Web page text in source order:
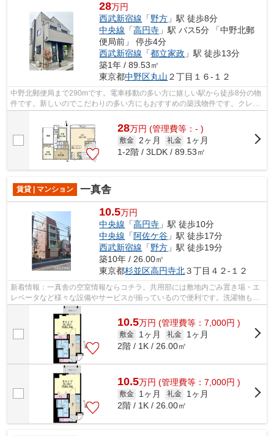
28万円
西武新宿線 「野方 」駅 徒歩8分
中央線 「高円寺 」駅 バス5分 「中野北郵
便局前」 停歩4分
西武新宿線 「都立家政 」駅 徒歩13分
築1年 / 89.53㎡
東京都中野区丸山 ２丁目１６-１２
中野北郵便局まで290mです。電車移動の多い方に嬉しい駅から徒歩8分の物
件です。新しいのでこだわりの多い方にもおすすめの築浅物件です。クレジ
ットカードで初期費用をお支払いいただ...
28万円 (管理費等：- )
敷金 2ヶ月 礼金
1ヶ月
1-2階 / 3LDK / 89.53㎡
賃貸 | マンション 一真舎
10.5万円
中央線 「高円寺 」駅 徒歩10分
中央線 「阿佐ケ谷 」駅 徒歩17分
西武新宿線 「野方 」駅 徒歩19分
築10年 / 26.00㎡
東京都杉並区高円寺北３丁目４２-１２
新着情報：一真舎の空室情報ならコチラ。共用部には敷地内ごみ置き場・エ
レベータなど様々な設備やサービスが揃っているので便利です。洗濯物も自
然乾燥ですぐ乾く通風良好な間取りの...
10.5万円 (管理費等：7,000円 )
敷金 1ヶ月 礼金
1ヶ月
2階 / 1K / 26.00㎡
10.5万円 (管理費等：7,000円 )
敷金 1ヶ月 礼金
1ヶ月
2階 / 1K / 26.00㎡